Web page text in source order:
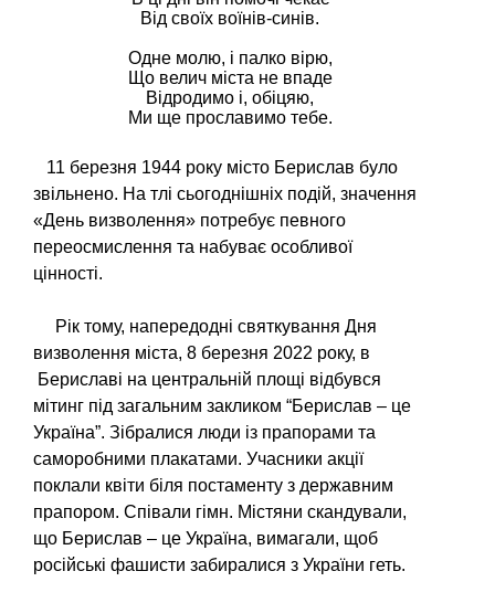
Від своїх воїнів-синів.
Одне молю, і палко вірю,
Що велич міста не впаде
Відродимо і, обіцяю,
11 березня 1944 року місто Берислав було
звільнено. На тлі сьогоднішніх подій, значення
«День визволення» потребує певного
переосмислення та набуває особливої
цінності.
Рік тому, напередодні святкування Дня
визволення міста, 8 березня 2022 року, в
Бериславі на центральній площі відбувся
мітинг під загальним закликом “Берислав – це
Україна”. Зібралися люди із прапорами та
саморобними плакатами. Учасники акції
поклали квіти біля постаменту з державним
прапором. Співали гімн. Містяни скандували,
що Берислав – це Україна, вимагали, щоб
російські фашисти забиралися з України геть.